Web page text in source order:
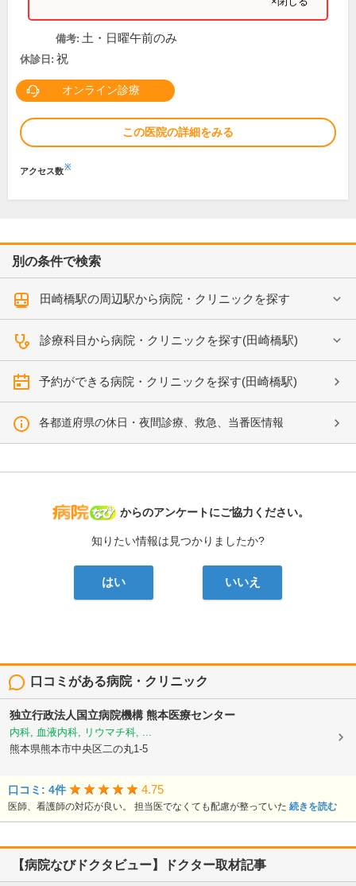
備考: 土・日曜午前のみ
休診日: 祝
オンライン診療
この医院の詳細をみる
アクセス数※
別の条件で検索
田崎橋駅の周辺駅から病院・クリニックを探す
診療科目から病院・クリニックを探す(田崎橋駅)
予約ができる病院・クリニックを探す(田崎橋駅)
各都道府県の休日・夜間診療、救急、当番医情報
病院なび
からのアンケートにご協力ください。
知りたい情報は見つかりましたか?
はい いいえ
口コミがある病院・クリニック
独立行政法人国立病院機構熊本医療センター
内科, 血液内科, リウマチ科, ...
熊本県熊本市中央区二の丸1-5
口コミ: 4件 4.75
医師、看護師の対応が良い。 担当医でなくても配慮が整っていた 続きを読む
【病院なびドクタビュー】ドクター取材記事